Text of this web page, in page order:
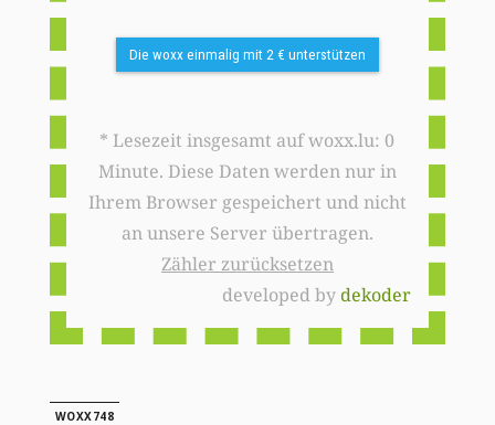
Die woxx einmalig mit 2 € unterstützen
* Lesezeit insgesamt auf woxx.lu: 0
Minute. Diese Daten werden nur in
Ihrem Browser gespeichert und nicht
an unsere Server übertragen.
Zähler zurücksetzen
developed bydekoder
WOXX748